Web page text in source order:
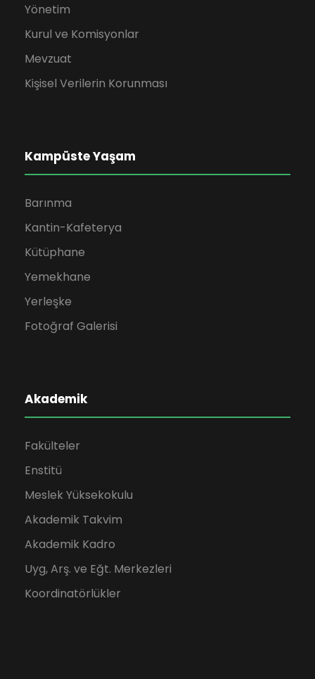
Yönetim
Kurul ve Komisyonlar
Mevzuat
Kişisel Verilerin Korunması
Kampüste Yaşam
Barınma
Kantin-Kafeterya
Kütüphane
Yemekhane
Yerleşke
Fotoğraf Galerisi
Akademik
Fakülteler
Enstitü
Meslek Yüksekokulu
Akademik Takvim
Akademik Kadro
Uyg, Arş. ve Eğt. Merkezleri
Koordinatörlükler